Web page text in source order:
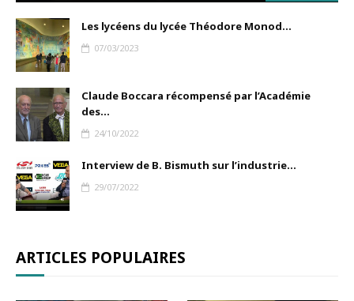
Les lycéens du lycée Théodore Monod...
07/03/2023
Claude Boccara récompensé par l’Académie
des...
24/10/2022
Interview de B. Bismuth sur l’industrie...
29/07/2022
ARTICLES POPULAIRES